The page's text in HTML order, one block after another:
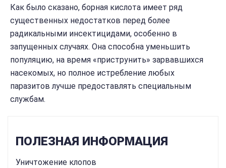
Как было сказано, борная кислота имеет ряд
существенных недостатков перед более
радикальными инсектицидами, особенно в
запущенных случаях. Она способна уменьшить
популяцию, на время «приструнить» зарвавшихся
насекомых, но полное истребление любых
паразитов лучше предоставлять специальным
службам.
ПОЛЕЗНАЯ ИНФОРМАЦИЯ
Уничтожение клопов